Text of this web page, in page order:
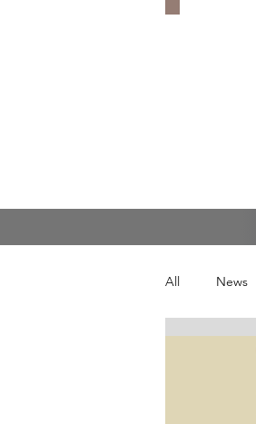
All News